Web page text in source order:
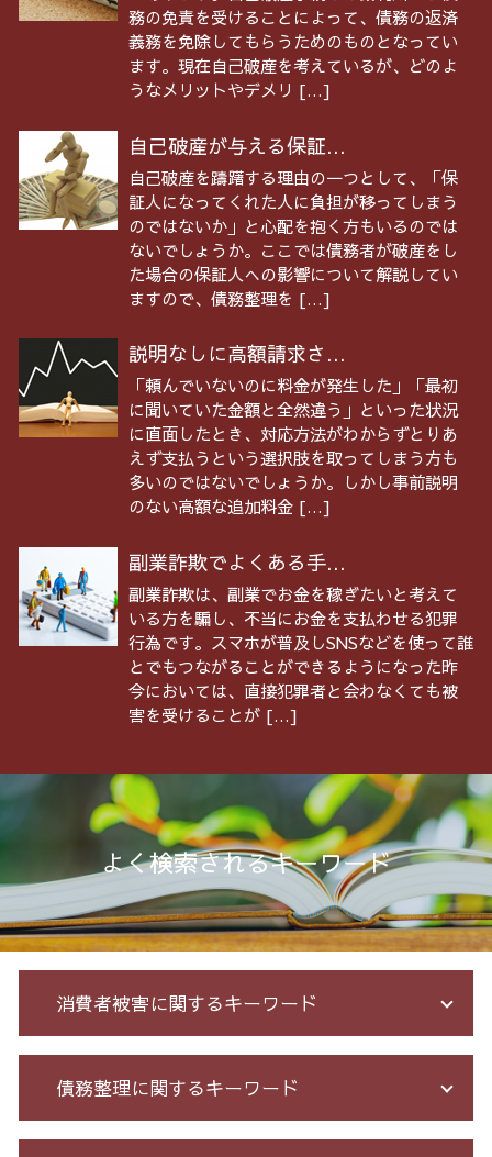
務の免責を受けることによって、債務の返済
義務を免除してもらうためのものとなってい
ます。現在自己破産を考えているが、どのよ
うなメリットやデメリ […]
自己破産が与える保証...
自己破産を躊躇する理由の一つとして、「保
証人になってくれた人に負担が移ってしまう
のではないか」と心配を抱く方もいるのでは
ないでしょうか。ここでは債務者が破産をし
た場合の保証人への影響について解説してい
ますので、債務整理を […]
説明なしに高額請求さ...
「頼んでいないのに料金が発生した」「最初
に聞いていた金額と全然違う」といった状況
に直面したとき、対応方法がわからずとりあ
えず支払うという選択肢を取ってしまう方も
多いのではないでしょうか。しかし事前説明
のない高額な追加料金 […]
副業詐欺でよくある手...
副業詐欺は、副業でお金を稼ぎたいと考えて
いる方を騙し、不当にお金を支払わせる犯罪
行為です。スマホが普及しSNSなどを使って誰
とでもつながることができるようになった昨
今においては、直接犯罪者と会わなくても被
害を受けることが […]
よく検索されるキーワード
消費者被害に関するキーワード
投資 詐欺 セミナー
詐欺 泣き寝入り
債務整理に関するキーワード